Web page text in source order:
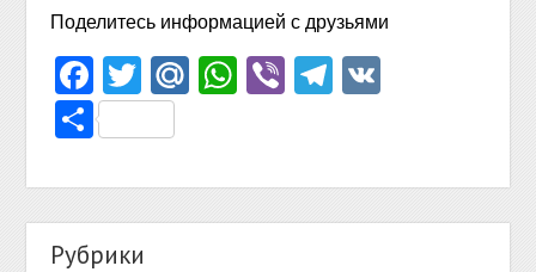
Поделитесь информацией с друзьями
Facebook
TwitterMail.Ru
WhatsApp
ViberTelegram
Отправить
Рубрики